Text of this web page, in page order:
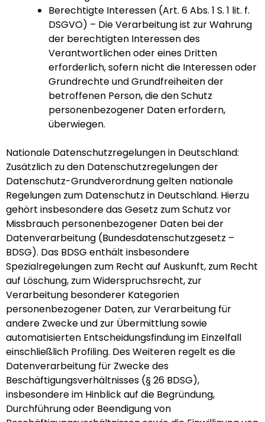
Berechtigte Interessen (Art. 6 Abs. 1 S. 1 lit. f.
DSGVO) – Die Verarbeitung ist zur Wahrung
der berechtigten Interessen des
Verantwortlichen oder eines Dritten
erforderlich, sofern nicht die Interessen oder
Grundrechte und Grundfreiheiten der
betroffenen Person, die den Schutz
personenbezogener Daten erfordern,
überwiegen.
Nationale Datenschutzregelungen in Deutschland:
Zusätzlich zu den Datenschutzregelungen der
Datenschutz-Grundverordnung gelten nationale
Regelungen zum Datenschutz in Deutschland. Hierzu
gehört insbesondere das Gesetz zum Schutz vor
Missbrauch personenbezogener Daten bei der
Datenverarbeitung (Bundesdatenschutzgesetz –
BDSG). Das BDSG enthält insbesondere
Spezialregelungen zum Recht auf Auskunft, zum Recht
auf Löschung, zum Widerspruchsrecht, zur
Verarbeitung besonderer Kategorien
personenbezogener Daten, zur Verarbeitung für
andere Zwecke und zur Übermittlung sowie
automatisierten Entscheidungsfindung im Einzelfall
einschließlich Profiling. Des Weiteren regelt es die
Datenverarbeitung für Zwecke des
Beschäftigungsverhältnisses (§ 26 BDSG),
insbesondere im Hinblick auf die Begründung,
Durchführung oder Beendigung von